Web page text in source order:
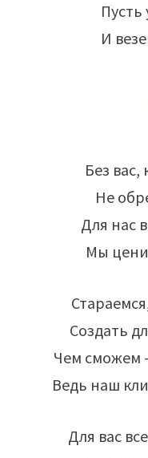
Пусть
И
Без
Не
Для нас
Мы
Создать
Чем сможем
Ведь наш
Для вас